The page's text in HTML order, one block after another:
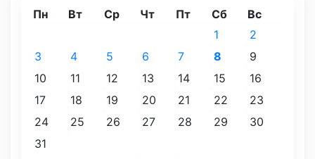
Пн Вт Ср Чт Пт Сб Вс
1
2
3
4 5 6 7 8
9
10
11 12 13 14 15
16
17
18 19 20 21 22
23
24
25 26 27 28 29
30
31